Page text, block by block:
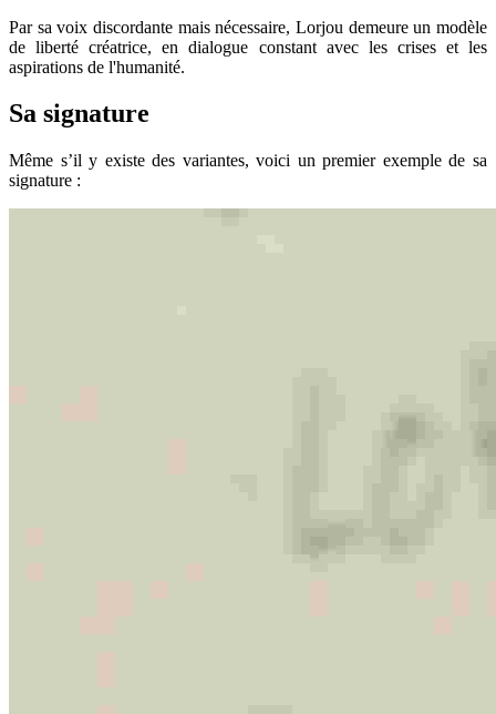
Par sa voix discordante mais nécessaire, Lorjou demeure un modèle
de liberté créatrice, en dialogue constant avec les crises et les
aspirations de l'humanité.
Sa signature
Même s’il y existe des variantes, voici un premier exemple de sa
signature :